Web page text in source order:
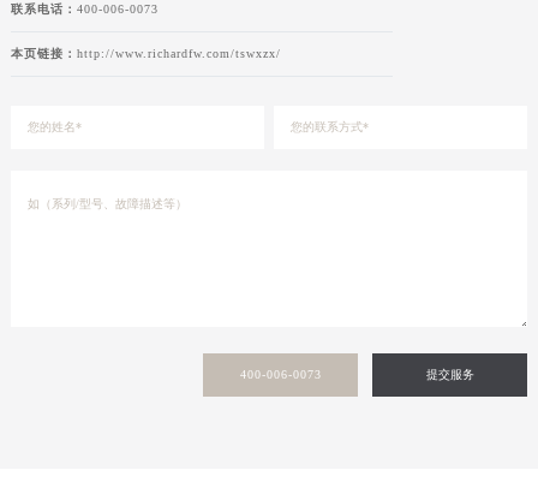
联系电话： 400-006-0073
本页链接： http://www.richardfw.com/tswxzx/
400-006-0073 提交服务